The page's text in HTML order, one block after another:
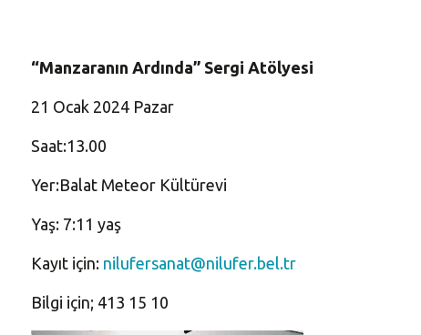
“Manzaranın Ardında” Sergi Atölyesi
21 Ocak 2024 Pazar
Saat:13.00
Yer:Balat Meteor Kültürevi
Yaş: 7:11 yaş
Kayıt için: nilufersanat@nilufer.bel.tr
Bilgi için; 413 15 10